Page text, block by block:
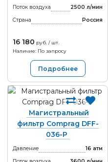
Поток воздуха
2500 л/мин
Страна
Россия
16 180 руб. / шт.
Наличие: По запросу
Подробнее
Магистральный
фильтр Comprag DFF-
036-P
Давление
16 атм